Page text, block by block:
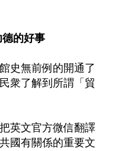
的好事
史無前例的開通了
衆了解到所謂「貿
英文官方微信翻譯
國有關係的重要文